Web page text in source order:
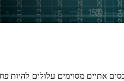
מסוימים עלולים להיות